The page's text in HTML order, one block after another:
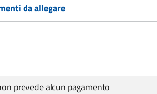
da allegare
prevede alcun pagamento